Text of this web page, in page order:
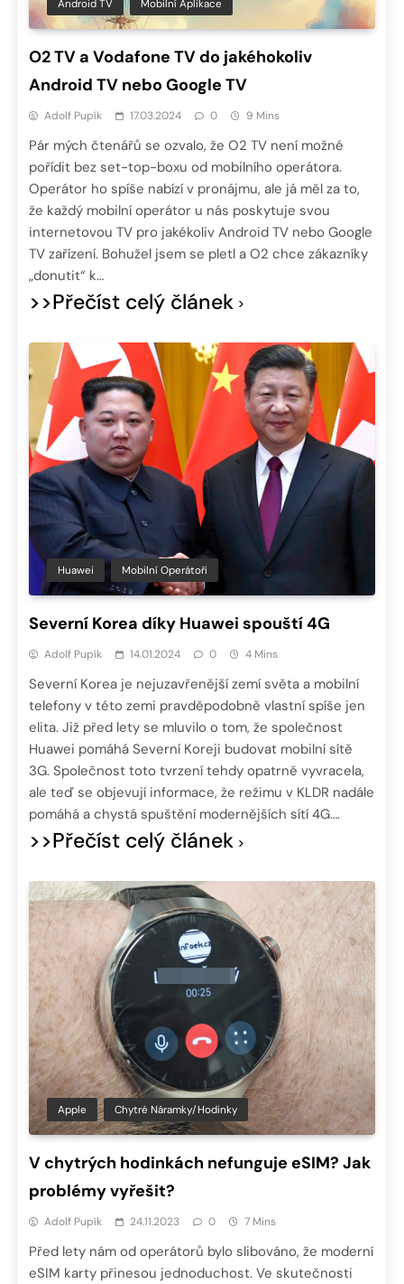
Android TV Mobilní Aplikace
O2 TV a Vodafone TV do jakéhokoliv
Android TV nebo Google TV
Adolf Pupík 17.03.2024 0 9 Mins
Pár mých čtenářů se ozvalo, že O2 TV není možné
pořídit bez set-top-boxu od mobilního operátora.
Operátor ho spíše nabízí v pronájmu, ale já měl za to,
že každý mobilní operátor u nás poskytuje svou
internetovou TV pro jakékoliv Android TV nebo Google
TV zařízení. Bohužel jsem se pletl a O2 chce zákazníky
„donutit“ k…
>>Přečíst celý článek
Huawei Mobilní Operátoři
Severní Korea díky Huawei spouští 4G
Adolf Pupík 14.01.2024 0 4 Mins
Severní Korea je nejuzavřenější zemí světa a mobilní
telefony v této zemi pravděpodobně vlastní spíše jen
elita. Již před lety se mluvilo o tom, že společnost
Huawei pomáhá Severní Koreji budovat mobilní sítě
3G. Společnost toto tvrzení tehdy opatrně vyvracela,
ale teď se objevují informace, že režimu v KLDR nadále
pomáhá a chystá spuštění modernějších sítí 4G….
>>Přečíst celý článek
Apple Chytré Náramky/hodinky
V chytrých hodinkách nefunguje eSIM? Jak
problémy vyřešit?
Adolf Pupík 24.11.2023 0 7 Mins
Před lety nám od operátorů bylo slibováno, že moderní
eSIM karty přinesou jednoduchost. Ve skutečnosti